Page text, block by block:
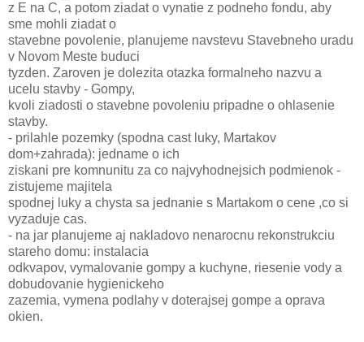
z E na C, a potom ziadat o vynatie z podneho fondu, aby
sme mohli ziadat o
stavebne povolenie, planujeme navstevu Stavebneho uradu
v Novom Meste buduci
tyzden. Zaroven je dolezita otazka formalneho nazvu a
ucelu stavby - Gompy,
kvoli ziadosti o stavebne povoleniu pripadne o ohlasenie
stavby.
- prilahle pozemky (spodna cast luky, Martakov
dom+zahrada): jedname o ich
ziskani pre komnunitu za co najvyhodnejsich podmienok -
zistujeme majitela
spodnej luky a chysta sa jednanie s Martakom o cene ,co si
vyzaduje cas.
- na jar planujeme aj nakladovo nenarocnu rekonstrukciu
stareho domu: instalacia
odkvapov, vymalovanie gompy a kuchyne, riesenie vody a
dobudovanie hygienickeho
zazemia, vymena podlahy v doterajsej gompe a oprava
okien.